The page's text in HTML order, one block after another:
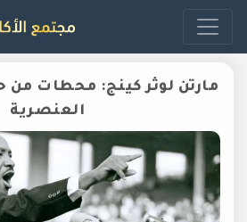
مارتن لوثر كينج: محطات من
العنصرية